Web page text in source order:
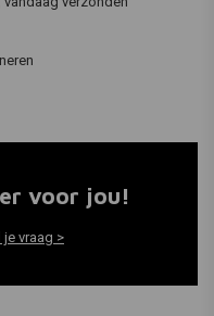
voor jou!
je vraag >